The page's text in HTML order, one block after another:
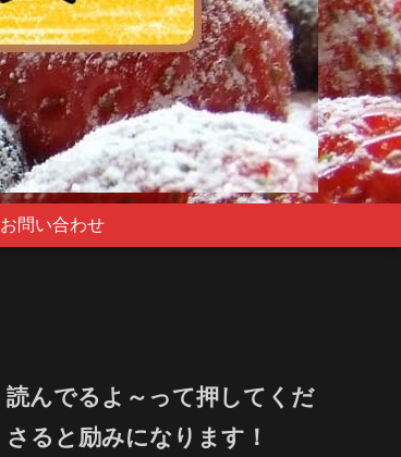
お問い合わせ
読んでるよ～って押してくだ
さると励みになります！